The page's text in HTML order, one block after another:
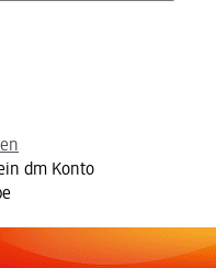
dm Konto